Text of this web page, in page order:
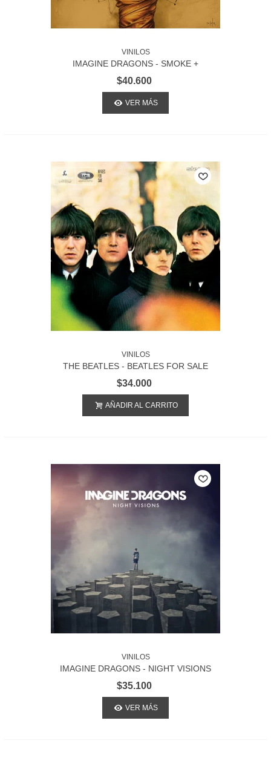
VINILOS
IMAGINE DRAGONS - SMOKE +
MIRRORS
$40.600
VER MÁS
VINILOS
THE BEATLES - BEATLES FOR SALE
$34.000
AÑADIR AL CARRITO
VINILOS
IMAGINE DRAGONS - NIGHT VISIONS
$35.100
VER MÁS